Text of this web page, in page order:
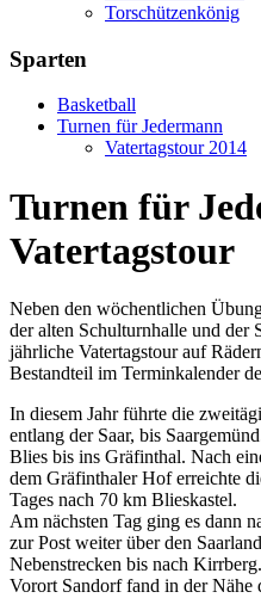
Torschützenkönig
Sparten
Basketball
Turnen für Jedermann
Vatertagstour 2014
Turnen für
Vatertagstour
Neben den wöchentlichen
der alten Schulturnhalle und der
jährliche Vatertagstour auf
Bestandteil im Terminkalender
In diesem Jahr führte die
entlang der Saar, bis
Blies bis ins Gräfinthal. Nach
dem Gräfinthaler Hof erreichte
Tages nach 70 km Blieskastel.
Am nächsten Tag ging es dann
zur Post weiter über den
Nebenstrecken bis nach
Vorort Sandorf fand in der Nähe